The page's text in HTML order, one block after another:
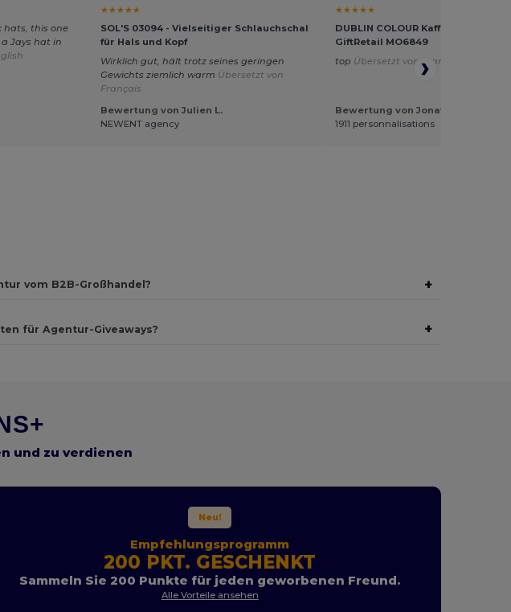
hats, this one
Jays hat in
★★★★★
SOL'S 03094 - Vielseitiger Schlauchschal
für Hals und Kopf
Wirklich gut, hält trotz seines geringen
Gewichts ziemlich warm Übersetzt von
Français
Bewertung von Julien L.
NEWENT agency
★★★★★
DUBLIN COLOUR Kaffeebecher -
GiftRetail MO6849
top Übersetzt von Français
Bewertung von Jonathan M.
1911 personnalisations
vom B2B-Großhandel? +
für Agentur-Giveaways? +
und zu verdienen
Neu!
Empfehlungsprogramm
200 PKT. GESCHENKT
Sammeln Sie 200 Punkte für jeden geworbenen Freund.
Alle Vorteile ansehen